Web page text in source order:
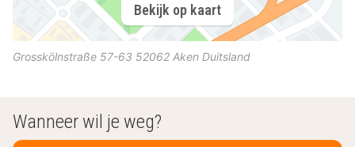
Bekijk op kaart
Grosskölnstraße 57-63 52062 Aken Duitsland
Wanneer wil je weg?